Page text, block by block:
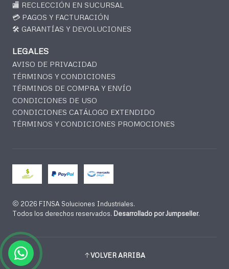
🏬 RECLECCIÓN EN SUCURSAL
💳 PAGOS Y FACTURACIÓN
🛠️ GARANTÍAS Y DEVOLUCIONES
LEGALES
AVISO DE PRIVACIDAD
TÉRMINOS Y CONDICIONES
TÉRMINOS DE COMPRA Y ENVÍO
CONDICIONES DE USO
CONDICIONES CATÁLOGO EXTENDIDO
TÉRMINOS Y CONDICIONES PROMOCIONES
2026 FINSA Soluciones Industriales.
Todos los derechos reservados. Desarrollado por Jumpseller.
VOLVER ARRIBA